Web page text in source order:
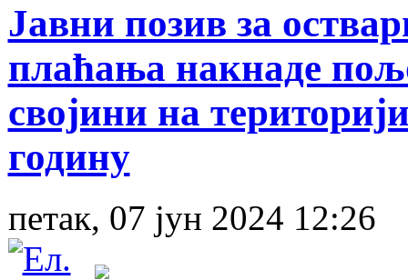
Јавни позив за
плаћања накнаде
својини на
годину
петак, 07 јун 2024 12:26